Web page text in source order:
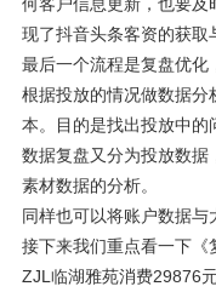
现了抖音头条客资的获取
最后一个流程是复盘优化
根据投放的情况做数据
本。目的是找出投放中的
数据复盘又分为投放数
素材数据的分析。
同样也可以将账户数据与
接下来我们重点看一下《
ZJL临湖雅苑消费29876